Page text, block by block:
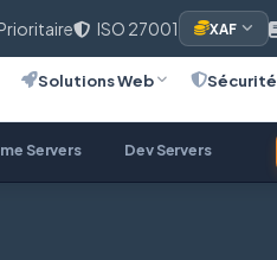
ISO 27001 XAF
Solutions Web Sécurité
Servers Dev Servers